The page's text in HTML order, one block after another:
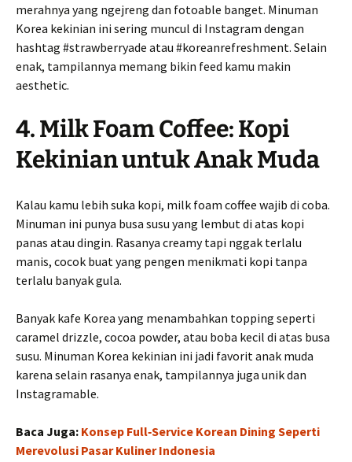
merahnya yang ngejreng dan fotoable banget. Minuman
Korea kekinian ini sering muncul di Instagram dengan
hashtag #strawberryade atau #koreanrefreshment. Selain
enak, tampilannya memang bikin feed kamu makin
aesthetic.
4. Milk Foam Coffee: Kopi
Kekinian untuk Anak Muda
Kalau kamu lebih suka kopi, milk foam coffee wajib di coba.
Minuman ini punya busa susu yang lembut di atas kopi
panas atau dingin. Rasanya creamy tapi nggak terlalu
manis, cocok buat yang pengen menikmati kopi tanpa
terlalu banyak gula.
Banyak kafe Korea yang menambahkan topping seperti
caramel drizzle, cocoa powder, atau boba kecil di atas busa
susu. Minuman Korea kekinian ini jadi favorit anak muda
karena selain rasanya enak, tampilannya juga unik dan
Instagramable.
Baca Juga: Konsep Full‑Service Korean Dining Seperti
Merevolusi Pasar Kuliner Indonesia